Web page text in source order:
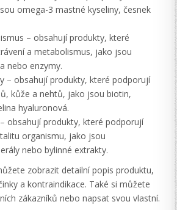
omega-3 mastné kyseliny, česnek
– obsahují produkty, které
a metabolismus, jako jsou
nebo enzymy.
– obsahují produkty, které podporují
kůže a nehtů, jako jsou biotin,
hyaluronová.
obsahují produkty, které podporují
organismu, jako jsou
nebo bylinné extrakty.
zobrazit detailní popis produktu,
a kontraindikace. Také si můžete
zákazníků nebo napsat svou vlastní.